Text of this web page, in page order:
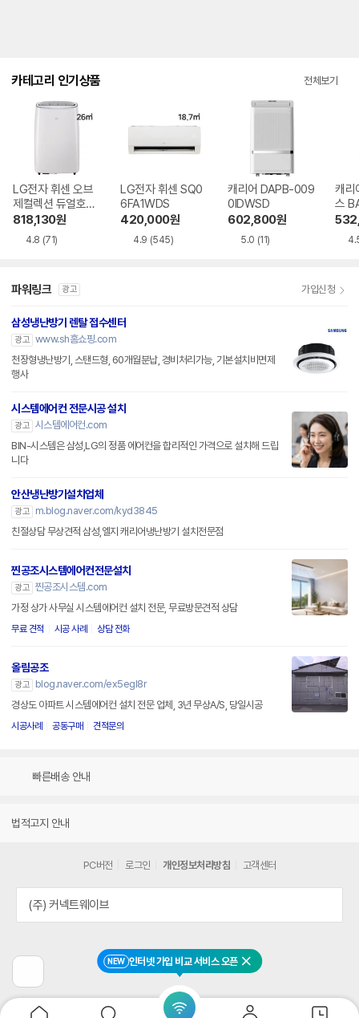
NEW 인터넷 가입 비교 서비스 오픈 닫기
카테고리 인기상품 전체보기
LG전자 휘센 오브
제컬렉션 듀얼호스
PQ08FDWBS
818,130원
4.8 (71)
LG전자 휘센 SQ0
6FA1WDS
420,000원
4.9 (545)
캐리어 DAPB-009
0IDWSD
602,800원
5.0 (11)
캐리
스
파워링크 광고 가입신청
삼성냉난방기 렌탈 접수센터
광고 www.sh홈쇼핑.com
천장형냉난방기, 스탠드형, 60개월분납, 경비처리가능, 기본설치비면제
행사
시스템에어컨 전문시공 설치
광고 시스템에어컨.com
BIN-시스템은 삼성,LG의 정품 에어컨을 합리적인 가격으로 설치해 드립
니다
안산냉난방기설치업체
광고
m.blog.naver.com/kyd3845
친절상담 무상견적 삼성,엘지 캐리어냉난방기 설치전문점
찐공조시스템에어컨전문설치
광고 찐공조시스템.com
가정 상가 사무실 시스템에어컨 설치 전문, 무료방문견적 상담
무료 견적 시공 사례 상담 전화
올림공조
광고
blog.naver.com/ex5egl8r
경상도 아파트 시스템에어컨 설치 전문 업체, 3년 무상A/S, 당일시공
시공사례 공동구매 견적문의
빠른배송 안내
법적고지 안내
전
페
이
PC버전 로그인 개인정보처리방침 고객센터
(주) 커넥트웨이브